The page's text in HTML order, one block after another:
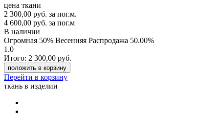
цена ткани
2 300,00 руб. за пог.м.
4 600,00 руб. за пог.м
В наличии
Огромная 50% Весенняя Распродажа 50.00%
1.0
Итого: 2 300,00 руб.
положить в корзину
Перейти в корзину
ткань в изделии